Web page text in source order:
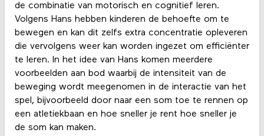
de combinatie van motorisch en cognitief leren.
Volgens Hans hebben kinderen de behoefte om te
bewegen en kan dit zelfs extra concentratie opleveren
die vervolgens weer kan worden ingezet om efficiënter
te leren. In het idee van Hans komen meerdere
voorbeelden aan bod waarbij de intensiteit van de
beweging wordt meegenomen in de interactie van het
spel, bijvoorbeeld door naar een som toe te rennen op
een atletiekbaan en hoe sneller je rent hoe sneller je
de som kan maken.